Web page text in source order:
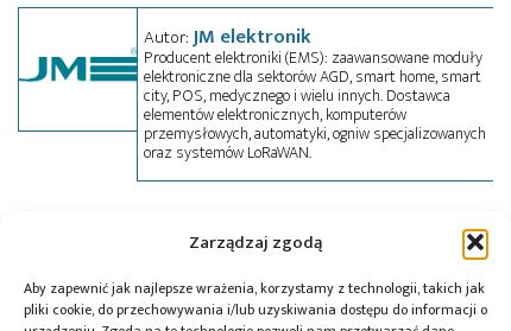
Zarządzaj zgodą
Aby zapewnić jak najlepsze wrażenia, korzystamy z technologii, takich jak
pliki cookie, do przechowywania i/lub uzyskiwania dostępu do informacji o
Autor:JM elektronik
Producent elektroniki (EMS): zaawansowane moduły
elektroniczne dla sektorów AGD, smart home, smart
city, POS, medycznego i wielu innych. Dostawca
elementów elektronicznych, komputerów
przemysłowych, automatyki, ogniw specjalizowanych
oraz systemów LoRaWAN.
,MAS6253,piezo